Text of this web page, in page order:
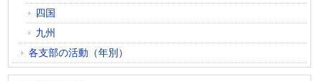
四国
九州
各支部の活動（年別）